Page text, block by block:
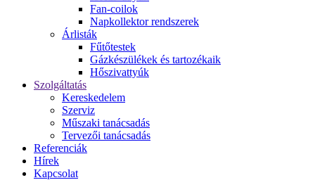
Fan-coilok
Napkollektor rendszerek
Árlisták
Fűtőtestek
Gázkészülékek és tartozékaik
Hőszivattyúk
Szolgáltatás
Kereskedelem
Szerviz
Műszaki tanácsadás
Tervezői tanácsadás
Referenciák
Hírek
Kapcsolat